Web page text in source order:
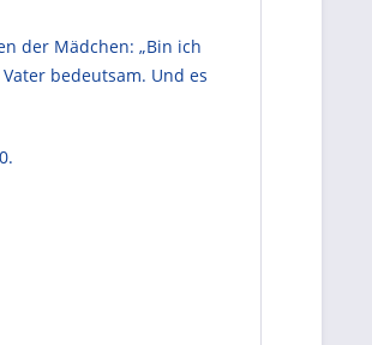
der Mädchen: „Bin ich
bedeutsam. Und es